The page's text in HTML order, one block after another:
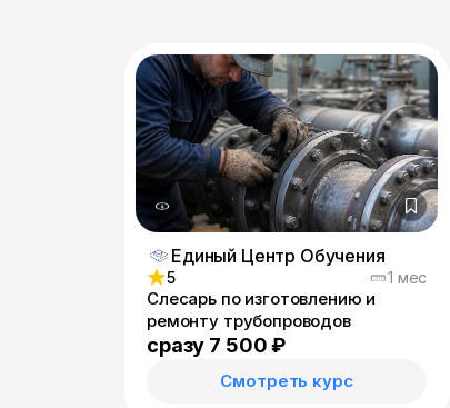
Единый Центр Обучения
5 1 мес
Слесарь по изготовлению и
ремонту трубопроводов
сразу 7 500 ₽
Смотреть курс